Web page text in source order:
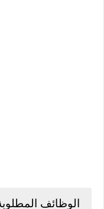
الوظائف